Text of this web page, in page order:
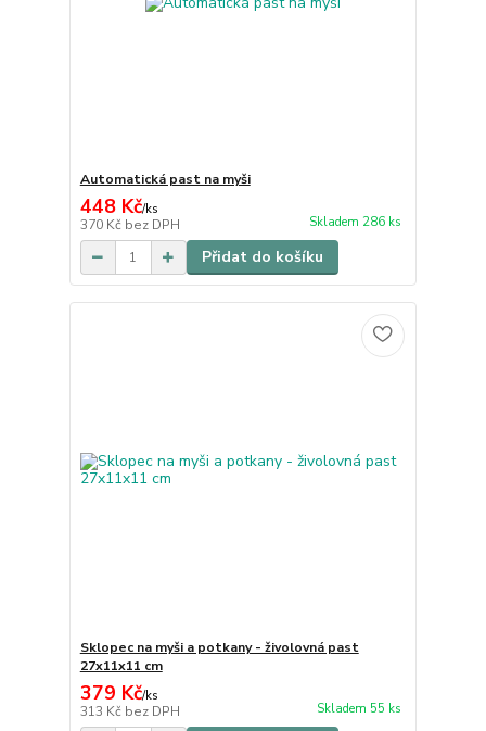
Automatická past na myši
448 Kč/ks
370 Kč bez DPH Skladem 286 ks
Přidat do košíku
Sklopec na myši a potkany - živolovná past
27x11x11 cm
379 Kč/ks
313 Kč bez DPH Skladem 55 ks